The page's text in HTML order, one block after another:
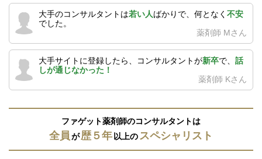
大手のコンサルタントは若い人ばかりで、何となく 不安
でした。
薬剤師 Mさん
大手サイトに登録したら、コンサルタントが新卒で、 話
しが通じなかった！
薬剤師 Kさん
ファゲット薬剤師のコンサルタントは
全員が歴５年 以上の スペシャリスト